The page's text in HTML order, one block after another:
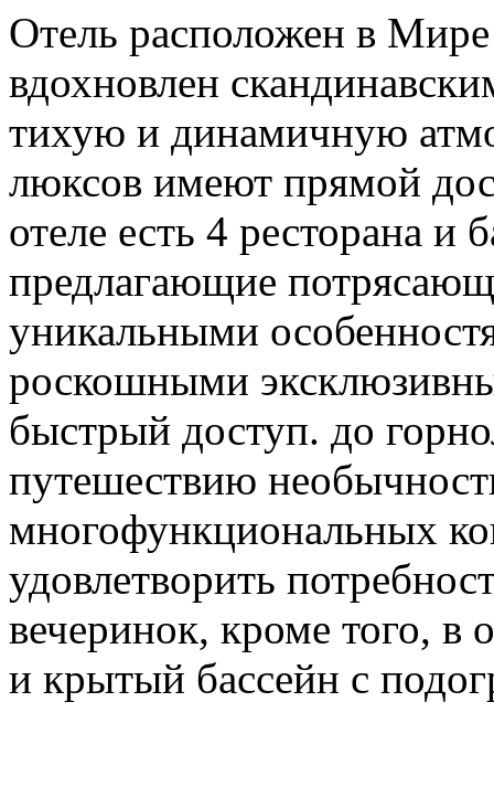
Отель расположен в
вдохновлен
тихую и динамичную
люксов имеют прямой
отеле есть 4 ресторана и
предлагающие
уникальными
роскошными
быстрый доступ. до
путешествию
многофункциональных
удовлетворить
вечеринок, кроме того, в
и крытый бассейн с